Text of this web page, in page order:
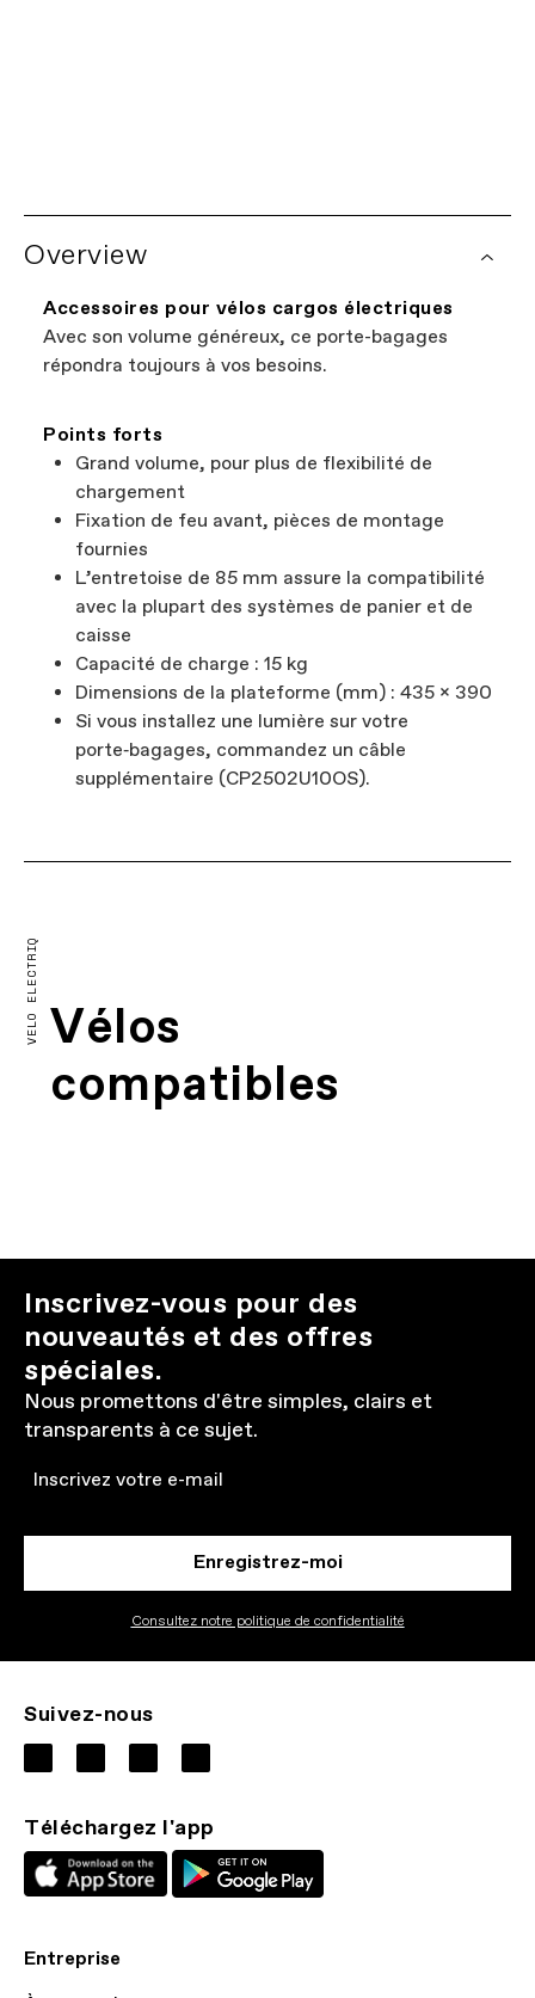
Overview
Accessoires pour vélos cargos électriques
Avec son volume généreux, ce porte-bagages
répondra toujours à vos besoins.
Points forts
Grand volume, pour plus de flexibilité de
chargement
Fixation de feu avant, pièces de montage
fournies
L’entretoise de 85 mm assure la compatibilité
avec la plupart des systèmes de panier et de
caisse
Capacité de charge : 15 kg
Dimensions de la plateforme (mm) : 435 x 390
Si vous installez une lumière sur votre
porte‑bagages, commandez un câble
supplémentaire (CP2502U10OS).
VÉLO ÉLECTRIQUEVélos
compatibles
Inscrivez-vous pour des
nouveautés et des offres
spéciales.
Nous promettons d'être simples, clairs et
transparents à ce sujet.
Email
Enregistrez-moi
Consultez notre politique de confidentialité
Suivez-nous
Téléchargez l'app
Entreprise